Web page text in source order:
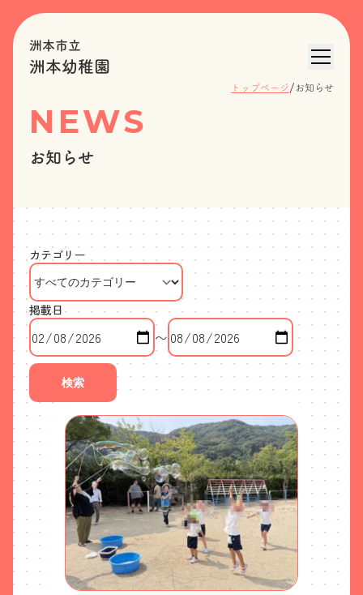
洲本市立
洲本幼稚園
トップページ/ お知らせ
NEWS
お知らせ
カテゴリー
掲載日
〜
検索